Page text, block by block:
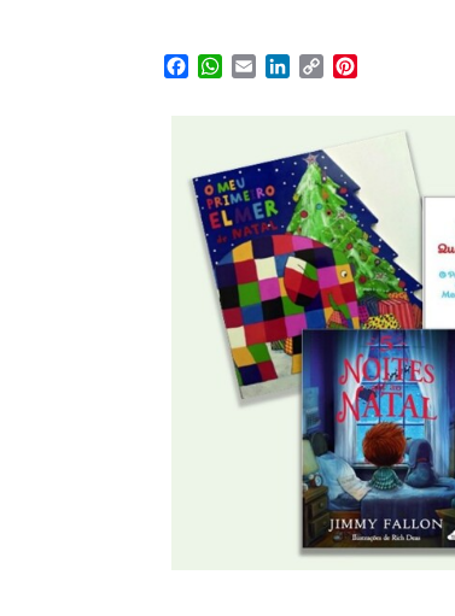
Facebook
WhatsApp
EmailLinkedIn
Copy